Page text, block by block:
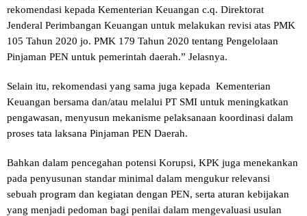
rekomendasi kepada Kementerian Keuangan c.q. Direktorat
Jenderal Perimbangan Keuangan untuk melakukan revisi atas PMK
105 Tahun 2020 jo. PMK 179 Tahun 2020 tentang Pengelolaan
Pinjaman PEN untuk pemerintah daerah.” Jelasnya.
Selain itu, rekomendasi yang sama juga kepada Kementerian
Keuangan bersama dan/atau melalui PT SMI untuk meningkatkan
pengawasan, menyusun mekanisme pelaksanaan koordinasi dalam
proses tata laksana Pinjaman PEN Daerah.
Bahkan dalam pencegahan potensi Korupsi, KPK juga menekankan
pada penyusunan standar minimal dalam mengukur relevansi
sebuah program dan kegiatan dengan PEN, serta aturan kebijakan
yang menjadi pedoman bagi penilai dalam mengevaluasi usulan